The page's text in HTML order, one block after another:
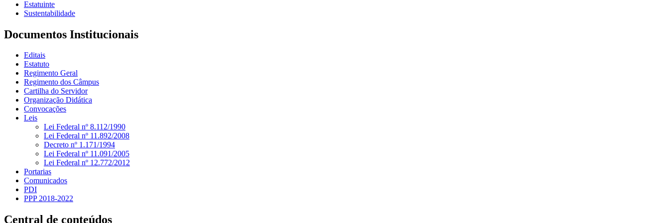
Estatuinte
Sustentabilidade
Documentos Institucionais
Editais
Estatuto
Regimento Geral
Regimento dos Câmpus
Cartilha do Servidor
Organização Didática
Convocações
Leis
Lei Federal nº 8.112/1990
Lei Federal nº 11.892/2008
Decreto nº 1.171/1994
Lei Federal nº 11.091/2005
Lei Federal nº 12.772/2012
Portarias
Comunicados
PDI
PPP 2018-2022
Central de conteúdos